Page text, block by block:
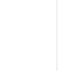
giá điều
bản quy
đề xuất
giải quyết
về sau của